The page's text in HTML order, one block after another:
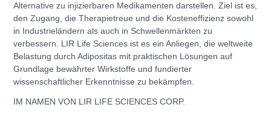
Alternative zu injizierbaren Medikamenten darstellen. Ziel ist es,
den Zugang, die Therapietreue und die Kosteneffizienz sowohl
in Industrieländern als auch in Schwellenmärkten zu
verbessern. LIR Life Sciences ist es ein Anliegen, die weltweite
Belastung durch Adipositas mit praktischen Lösungen auf
Grundlage bewährter Wirkstoffe und fundierter
wissenschaftlicher Erkenntnisse zu bekämpfen.
IM NAMEN VON LIR LIFE SCIENCES CORP.